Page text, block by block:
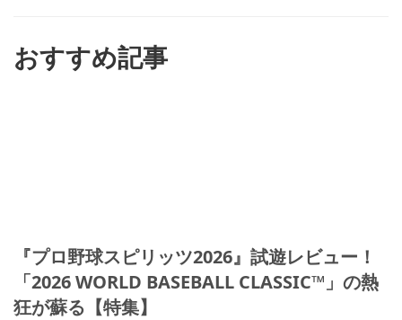
おすすめ記事
『プロ野球スピリッツ2026』試遊レビュー！
「2026 WORLD BASEBALL CLASSIC™」の熱
狂が蘇る【特集】